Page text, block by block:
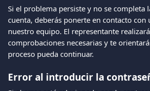
Si el problema persiste y no se completa
cuenta, deberás ponerte en contacto
nuestro equipo. El representante
comprobaciones necesarias y te
proceso pueda continuar.
Error al introducir la